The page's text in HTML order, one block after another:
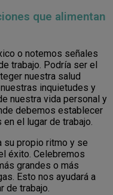
que alimentan
o notemos señales
trabajo. Podría ser el
nuestra salud
inquietudes y
nuestra vida personal y
debemos establecer
el lugar de trabajo.
su propio ritmo y se
éxito. Celebremos
grandes o más
Esto nos ayudará a
de trabajo.